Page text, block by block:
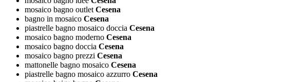
mosaico bagno outletCesena
bagno in mosaico Cesena
piastrelle bagno mosaico doccia Cesena
mosaico bagno moderno Cesena
mosaico bagno doccia Cesena
mosaico bagno prezzi Cesena
mattonelle bagno mosaico Cesena
piastrelle bagno mosaico azzurro Cesena